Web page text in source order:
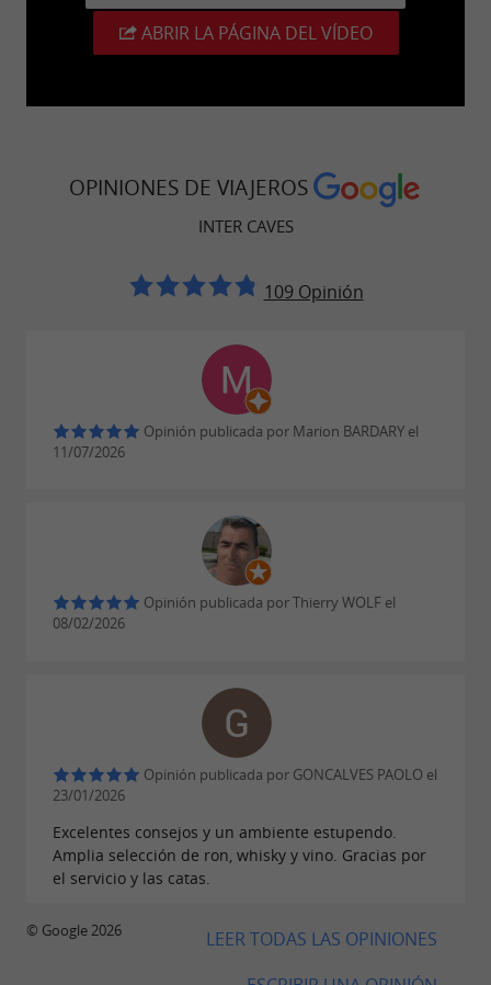
ABRIR LA PÁGINA DEL VÍDEO
OPINIONES DE VIAJEROS
INTER CAVES
109 Opinión
Opinión publicada por Marion BARDARY el
11/07/2026
Opinión publicada por Thierry WOLF el
08/02/2026
Opinión publicada por GONCALVES PAOLO el
23/01/2026
Excelentes consejos y un ambiente estupendo.
Amplia selección de ron, whisky y vino. Gracias por
el servicio y las catas.
LEER TODAS LAS OPINIONES
© Google 2026